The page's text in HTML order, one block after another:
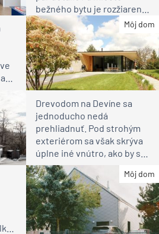
bežného bytu je rozžiarené
bývanie pre rodinu
Môj dom
Drevodom na Devíne sa
jednoducho nedá
prehliadnuť. Pod strohým
exteriérom sa však skrýva
úplne iné vnútro, ako by ste
čakali
Môj dom